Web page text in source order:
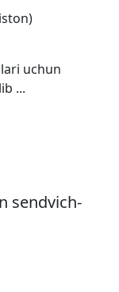
uchun
...
sendvich-